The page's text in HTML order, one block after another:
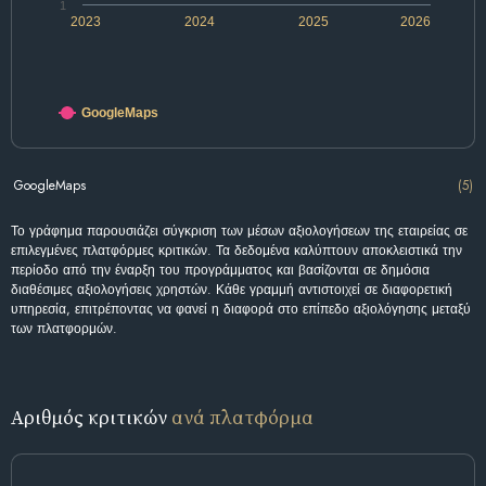
2024 2026
2023 2025
1
GoogleMaps
GoogleMaps (5)
Το γράφημα παρουσιάζει σύγκριση των μέσων αξιολογήσεων της εταιρείας σε
επιλεγμένες πλατφόρμες κριτικών. Τα δεδομένα καλύπτουν αποκλειστικά την
περίοδο από την έναρξη του προγράμματος και βασίζονται σε δημόσια
διαθέσιμες αξιολογήσεις χρηστών. Κάθε γραμμή αντιστοιχεί σε διαφορετική
υπηρεσία, επιτρέποντας να φανεί η διαφορά στο επίπεδο αξιολόγησης μεταξύ
των πλατφορμών.
Αριθμός κριτικών ανά πλατφόρμα